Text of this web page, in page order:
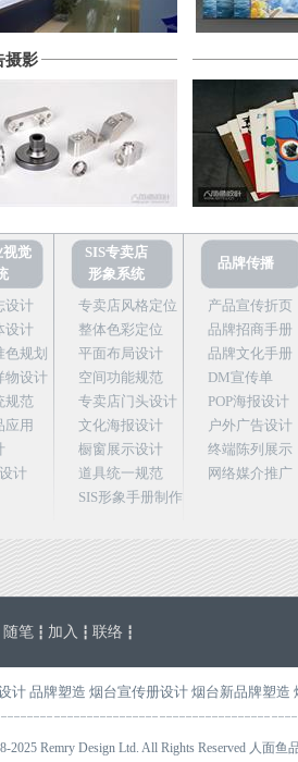
摄影
视觉
设计
设计
色规划
物设计
规范
应用
计
SIS专卖店
形象系统
专卖店风格定位
整体色彩定位
平面布局设计
空间功能规范
专卖店门头设计
文化海报设计
橱窗展示设计
道具统一规范
SIS形象手册制作
品牌传播
产品宣传折页
品牌招商手册
品牌文化手册
DM宣传单
POP海报设计
户外广告设计
终端陈列展示
网络媒介推广
随笔┇ 加入 ┇ 联络 ┇
计 品牌塑造 烟台宣传册设计 烟台新品牌塑造
2025 Remry Design Ltd. All Rights Reserved 人面